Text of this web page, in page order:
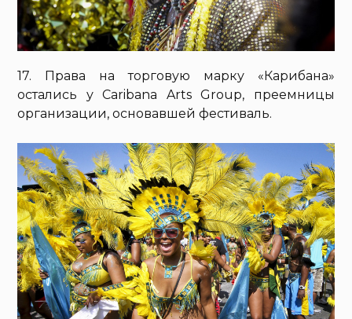
17. Права на торговую марку «Карибана»
остались у Caribana Arts Group, преемницы
организации, основавшей фестиваль.